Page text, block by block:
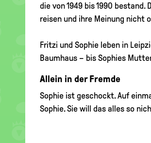
die von 1949 bis 1990
reisen und ihre Meinung nicht
Fritzi und Sophie leben in
Baumhaus – bis Sophies
Allein in der Fremde
Sophie ist geschockt. Auf
Sophie. Sie will das alles so